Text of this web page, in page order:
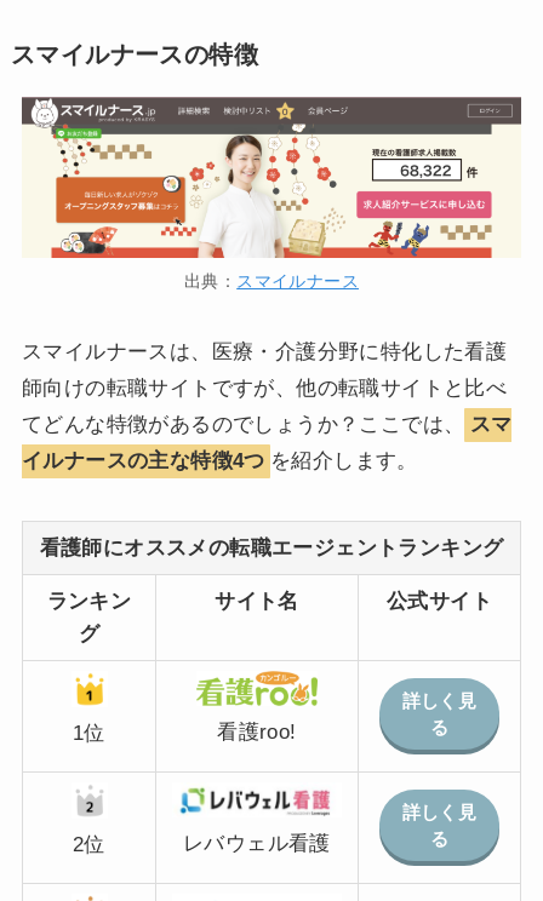
スマイルナースの特徴
出典： スマイルナース
スマイルナースは、医療・介護分野に特化した看護
師向けの転職サイトですが、他の転職サイトと比べ
てどんな特徴があるのでしょうか？ここでは、
スマ
イルナースの主な特徴4つ を紹介します。
看護師にオススメの転職エージェントランキング
ランキン
グ
サイト名 公式サイト
1位 看護roo!
詳しく見
る
2位 レバウェル看護
詳しく見
る